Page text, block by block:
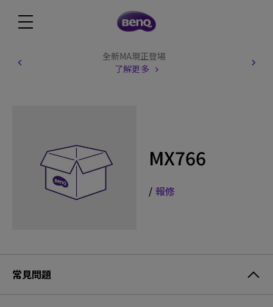
全新MA現正登場
了解更多
MX766
/ 報修
常見問題